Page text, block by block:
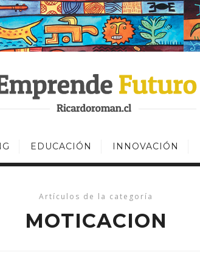
EDUCACIÓN INNOVACIÓN
Artículos de la categoría
MOTICACION